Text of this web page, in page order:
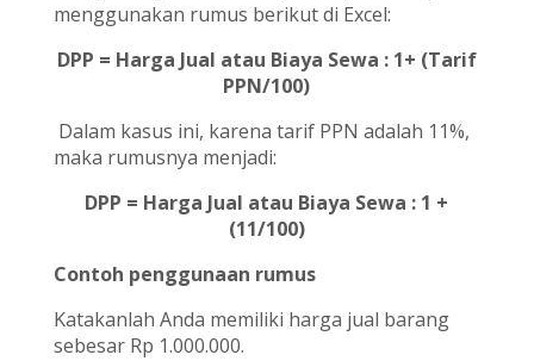
menggunakan rumus berikut di Excel:
DPP = Harga Jual atau Biaya Sewa : 1+ (Tarif
PPN/100)
​Dalam kasus ini, karena tarif PPN adalah 11%,
maka rumusnya menjadi:
DPP = Harga Jual atau Biaya Sewa : 1 +
(11/100)
Contoh penggunaan rumus
Katakanlah Anda memiliki harga jual barang
sebesar Rp 1.000.000.